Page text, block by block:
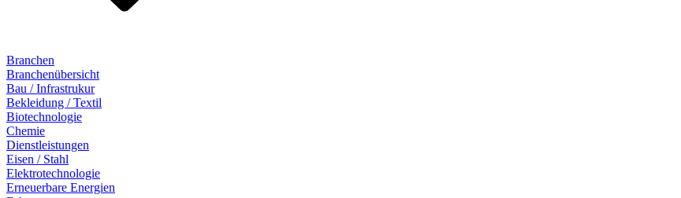
Branchen
Branchenübersicht
Bau / Infrastrukur
Bekleidung / Textil
Biotechnologie
Chemie
Dienstleistungen
Eisen / Stahl
Elektrotechnologie
Erneuerbare Energien